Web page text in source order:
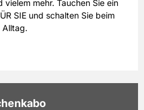
mehr. Tauchen Sie ein
SIE und schalten Sie beim
Alltag.